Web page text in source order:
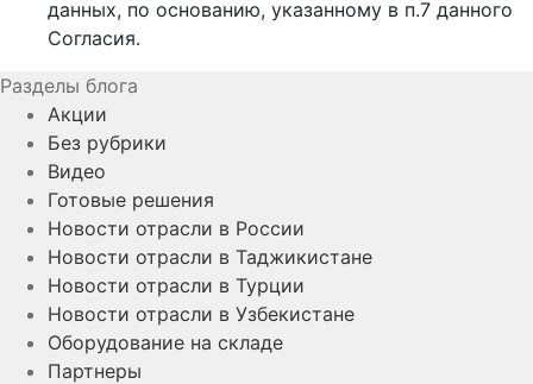
данных, по основанию, указанному в п.7 данного
Согласия.
Разделы блога
Акции
Без рубрики
Видео
Готовые решения
Новости отрасли в России
Новости отрасли в Таджикистане
Новости отрасли в Турции
Новости отрасли в Узбекистане
Оборудование на складе
Партнеры